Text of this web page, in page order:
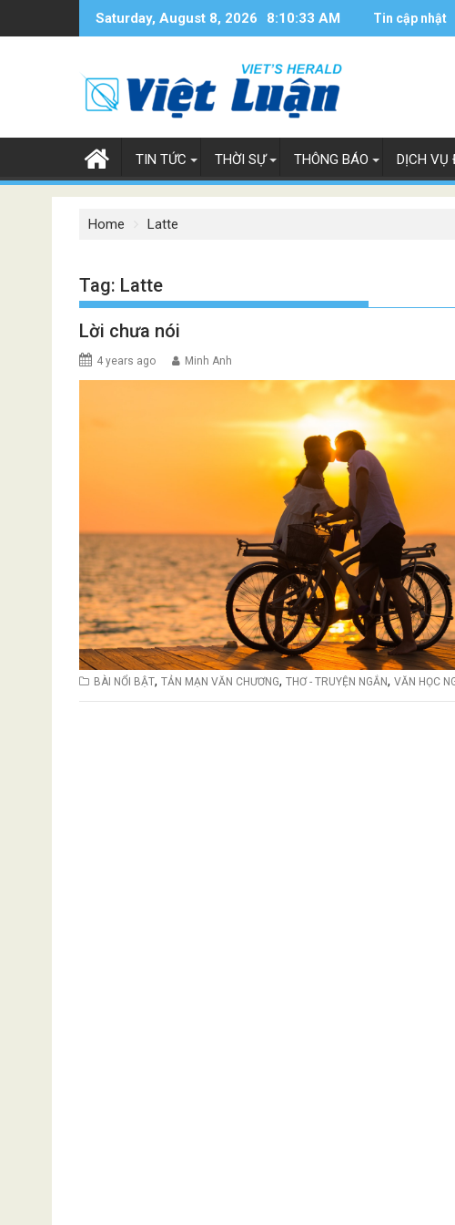
Saturday, August 8, 2026 8:10:34 AM Tin cập nhật
TIN TỨC THỜI SỰ THÔNG BÁO DỊCH VỤ
Home Latte
Tag: Latte
Lời chưa nói
4 years ago Minh Anh
BÀI NỔI BẬT, TẢN MẠN VĂN CHƯƠNG, THƠ - TRUYỆN NGẮN, VĂN HỌC